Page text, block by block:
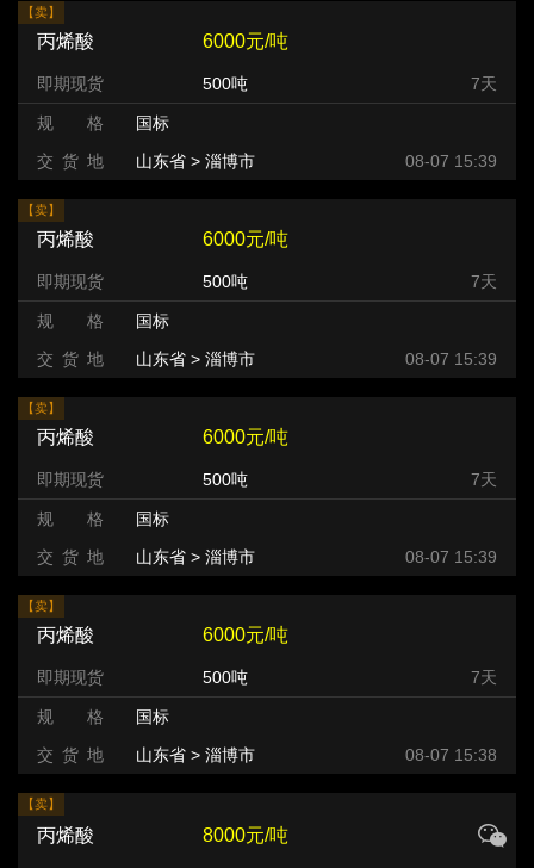
【卖】
丙烯酸 6000元/吨
即期现货 500吨 7天
规 格
国标
交 货 地
山东省 > 淄博市 08-07 15:39
【卖】
丙烯酸 6000元/吨
即期现货 500吨 7天
规 格
国标
交 货 地
山东省 > 淄博市 08-07 15:39
【卖】
丙烯酸 6000元/吨
即期现货 500吨 7天
规 格
国标
交 货 地
山东省 > 淄博市 08-07 15:39
【卖】
丙烯酸 6000元/吨
即期现货 500吨 7天
规 格
国标
交 货 地
山东省 > 淄博市 08-07 15:38
【卖】
丙烯酸 8000元/吨